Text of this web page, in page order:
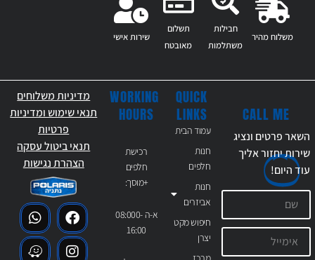
משלוח מהיר
חבילות
משתלמות
תשלום
מאובטח
שירות אישי
QUICK
LINKS
עמוד הבית
חנות
חלפים
חנות
אביזרים
חיפוש מקט
יצרן
WORKING
HOURS
רכישת
חלפים
+מוסך:
א-ה 08:000-
16:00
CALL ME
השאר פרטים ונציג
שירות יחזור אליך
עודהיום!
מדיניות משלוחים
תנאי שימוש ומדיניות
פרטיות
תנאי ביטול עסקה
הצהרת נגישות